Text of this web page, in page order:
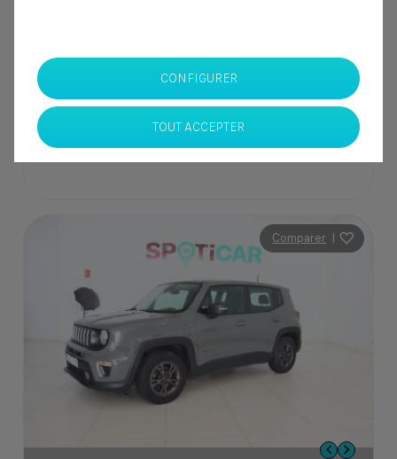
SPOTICAR Italcar BOUSKOURA
Casablanca
Comparer |
CONFIGURER
TOUT ACCEPTER